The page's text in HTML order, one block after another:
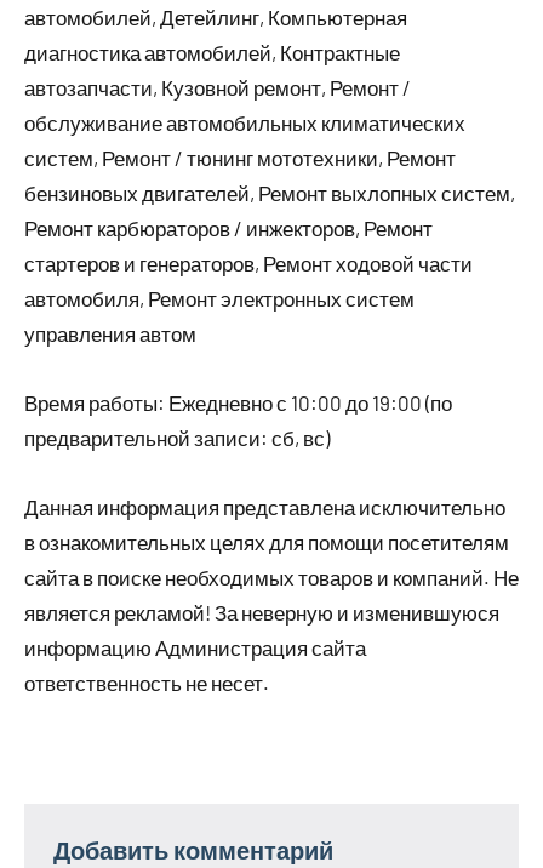
автомобилей, Детейлинг, Компьютерная
диагностика автомобилей, Контрактные
автозапчасти, Кузовной ремонт, Ремонт /
обслуживание автомобильных климатических
систем, Ремонт / тюнинг мототехники, Ремонт
бензиновых двигателей, Ремонт выхлопных систем,
Ремонт карбюраторов / инжекторов, Ремонт
стартеров и генераторов, Ремонт ходовой части
автомобиля, Ремонт электронных систем
управления автом
Время работы: Ежедневно с 10:00 до 19:00 (по
предварительной записи: сб, вс)
Данная информация представлена исключительно
в ознакомительных целях для помощи посетителям
сайта в поиске необходимых товаров и компаний. Не
является рекламой! За неверную и изменившуюся
информацию Администрация сайта
ответственность не несет.
Добавить комментарий